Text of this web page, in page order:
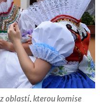
oblastí, kterou komise